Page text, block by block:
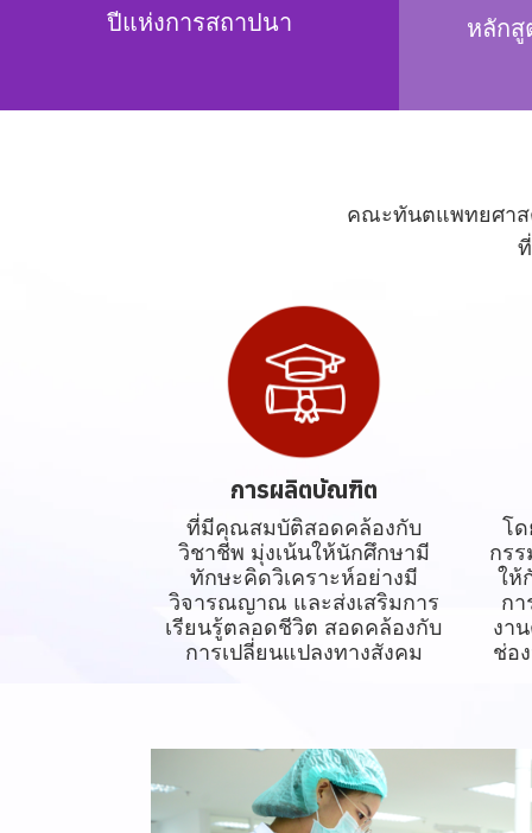
ปีแห่งการสถาปนา หลักสู
คณะทันตแพทยศาส
การผลิตบัณฑิต
ที่มีคุณสมบัติสอดคล้องกับ
วิชาชีพ มุ่งเน้นให้นักศึกษามี
ทักษะคิดวิเคราะห์อย่างมี
วิจารณญาณ และส่งเสริมการ
เรียนรู้ตลอดชีวิต สอดคล้องกับ
การเปลี่ยนแปลงทางสังคม
โ
กร
ให้
ก
งา
ช่อ